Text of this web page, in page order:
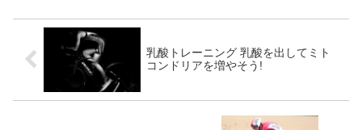
乳酸トレーニング 乳酸を出してミト
コンドリアを増やそう!